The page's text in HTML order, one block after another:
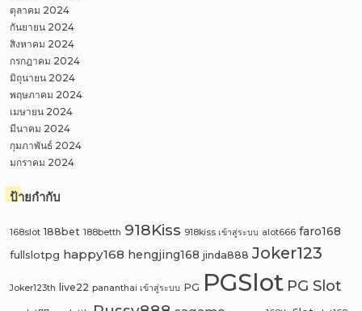
ตุลาคม 2024
กันยายน 2024
สิงหาคม 2024
กรกฎาคม 2024
มิถุนายน 2024
พฤษภาคม 2024
เมษายน 2024
มีนาคม 2024
กุมภาพันธ์ 2024
มกราคม 2024
ป้ายกำกับ
168slot 188bet 188betth 918Kiss 918kiss เข้าสู่ระบบ alot666 faro168
fullslotpg happy168 hengjing168 jinda888 Joker123
Joker123th live22 pananthai เข้าสู่ระบบ PG PGSlot PG Slot